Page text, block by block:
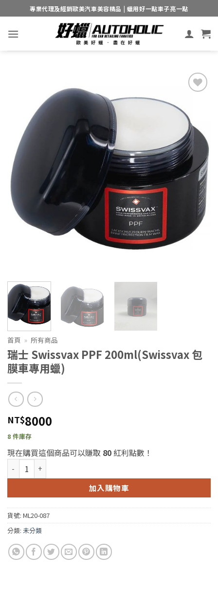
to
content
專業代理及經銷歐美汽車美容精品 | 蠟用好一點車子亮一點
wishlist
首頁 » 所有商品
瑞士 Swissvax PPF 200ml(Swissvax 包
膜車專用蠟)
NT$8000
8 件庫存
現在購買這個商品可以賺取 80紅利點數！
瑞士 Swissvax PPF 200ml(Swissvax 包膜車專用蠟) 數量
加入購物車
貨號: ML20-087
分類: 未分類